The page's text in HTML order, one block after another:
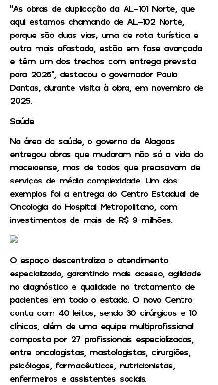
“As obras de duplicação da AL-101 Norte, que
aqui estamos chamando de AL-102 Norte,
porque são duas vias, uma de rota turística e
outra mais afastada, estão em fase avançada
e têm um dos trechos com entrega prevista
para 2026”, destacou o governador Paulo
Dantas, durante visita à obra, em novembro de
2025.
Saúde
Na área da saúde, o governo de Alagoas
entregou obras que mudaram não só a vida do
maceioense, mas de todos que precisavam de
serviços de média complexidade. Um dos
exemplos foi a entrega do Centro Estadual de
Oncologia do Hospital Metropolitano, com
investimentos de mais de R$ 9 milhões.
O espaço descentraliza o atendimento
especializado, garantindo mais acesso, agilidade
no diagnóstico e qualidade no tratamento de
pacientes em todo o estado. O novo Centro
conta com 40 leitos, sendo 30 cirúrgicos e 10
clínicos, além de uma equipe multiprofissional
composta por 27 profissionais especializados,
entre oncologistas, mastologistas, cirurgiões,
psicólogos, farmacêuticos, nutricionistas,
enfermeiros e assistentes sociais.